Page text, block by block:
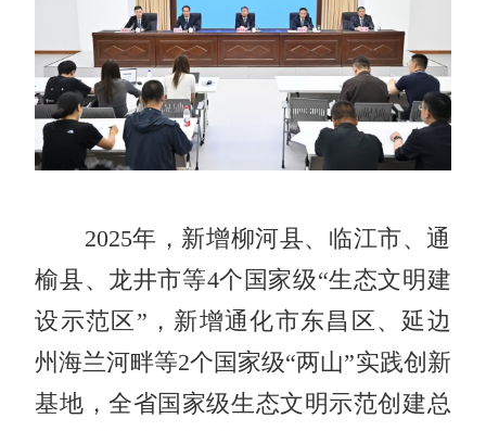
2025年，新增柳河县、临江市、通
榆县、龙井市等4个国家级“生态文明建
设示范区”，新增通化市东昌区、延边
州海兰河畔等2个国家级“两山”实践创新
基地，全省国家级生态文明示范创建总